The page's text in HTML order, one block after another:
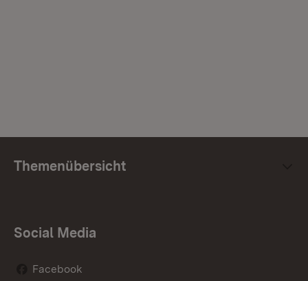
Themenübersicht
Social Media
Facebook